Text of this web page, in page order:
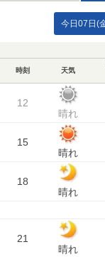
今日07日(
時刻 天気
12
晴れ
15
晴れ
18
晴れ
21
晴れ